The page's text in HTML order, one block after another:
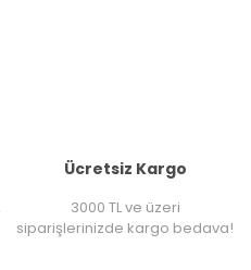
Ücretsiz Kargo
3000 TL ve üzeri
siparişlerinizde kargo bedava!